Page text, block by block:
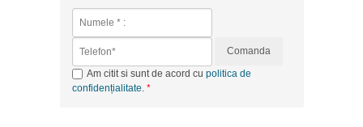
Comanda
Am citit si sunt de acord cu politica de
confidențialitate